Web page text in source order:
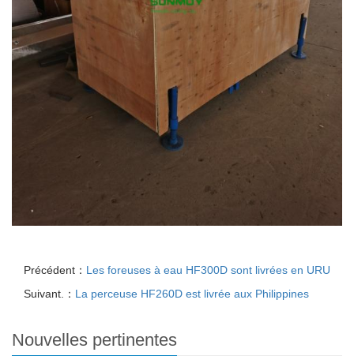
Précédent： Les foreuses à eau HF300D sont livrées en URU
Suivant.： La perceuse HF260D est livrée aux Philippines
Nouvelles pertinentes